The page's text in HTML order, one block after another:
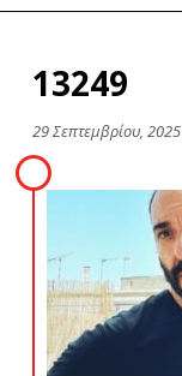
13249
29 Σεπτεμβρίου, 2025